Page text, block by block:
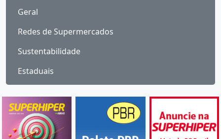
Geral
Redes de Supermercados
Sustentabilidade
Estaduais